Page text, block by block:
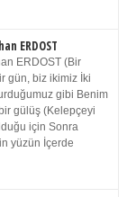
ERDOST
ERDOST (Bir
gün, biz ikimiz İki
gibi Benim
gülüş (Kelepçeyi
için Sonra
yüzün İçerde